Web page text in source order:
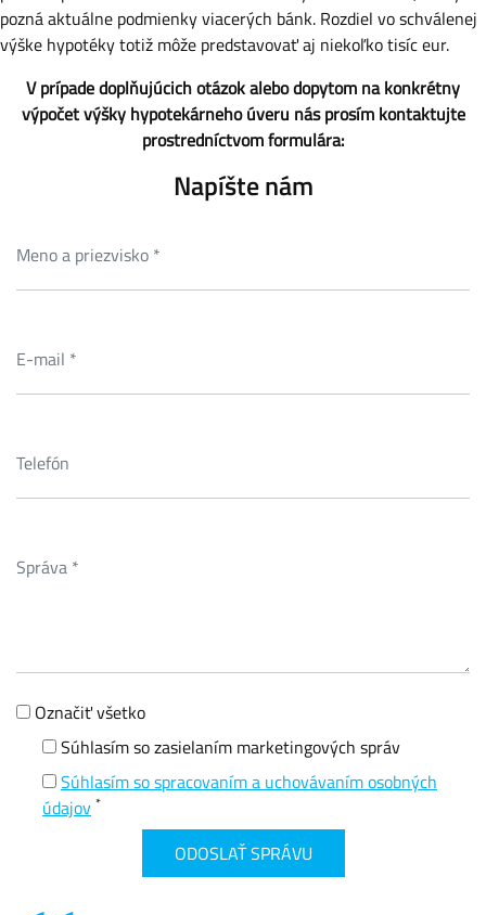
pozná aktuálne podmienky viacerých bánk. Rozdiel vo schválenej
výške hypotéky totiž môže predstavovať aj niekoľko tisíc eur.
V prípade doplňujúcich otázok alebo dopytom na konkrétny
výpočet výšky hypotekárneho úveru nás prosím kontaktujte
prostredníctvom formulára:
Napíšte nám
Označiť všetko
Súhlasím so zasielaním marketingových správ
Súhlasím so spracovaním a uchovávaním osobných
údajov *